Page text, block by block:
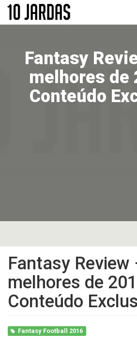
Pular
o
Fantasy
melhores de
Conteúdo
Fantasy Review
melhores de
Conteúdo
Fantasy Football 2016